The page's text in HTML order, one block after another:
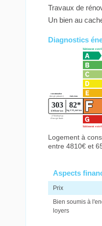
Travaux de
Un bien au
Diagnostics
Logement à
entre 4810€ et
Aspects
Prix
Bien soumis à
loyers